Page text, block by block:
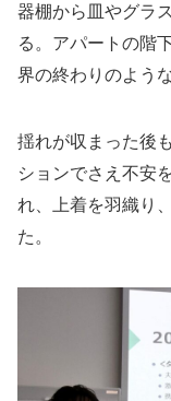
器棚から皿やグラ
る。アパートの階
界の終わりのよう
揺れが収まった後
ションでさえ不安
れ、上着を羽織り
た。